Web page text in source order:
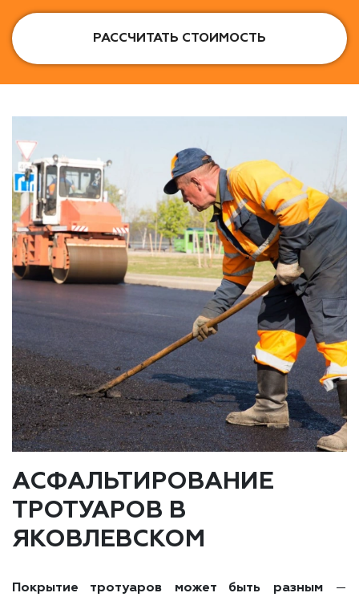
РАССЧИТАТЬ СТОИМОСТЬ
АСФАЛЬТИРОВАНИЕ
ТРОТУАРОВ В
ЯКОВЛЕВСКОМ
Покрытие тротуаров может быть разным—